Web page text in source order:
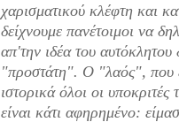
χαρισματικού κλέφτη και
δείχνουμε πανέτοιμοι να
απ'την ιδέα του
"προστάτη". Ο "λαός", που
ιστορικά όλοι οι υποκριτές
είναι κάτι αφηρημένο: